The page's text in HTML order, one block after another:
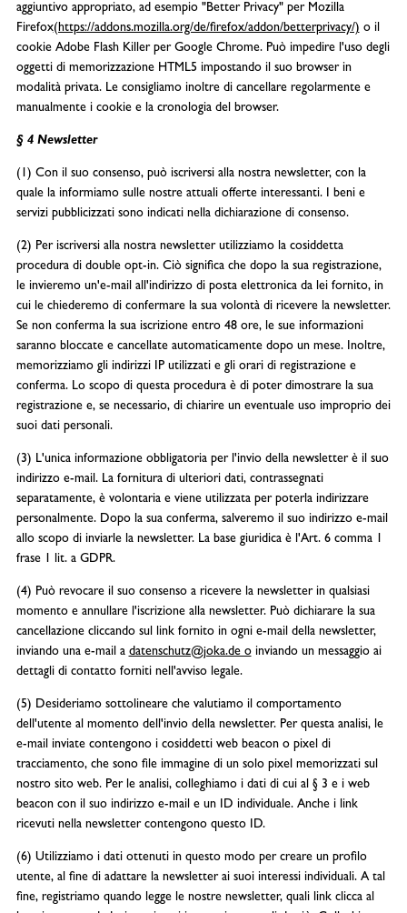
aggiuntivo appropriato, ad esempio "Better Privacy" per Mozilla
Firefox(https://addons.mozilla.org/de/firefox/addon/betterprivacy/) o il
cookie Adobe Flash Killer per Google Chrome. Può impedire l'uso degli
oggetti di memorizzazione HTML5 impostando il suo browser in
modalità privata. Le consigliamo inoltre di cancellare regolarmente e
manualmente i cookie e la cronologia del browser.
§ 4 Newsletter
(1) Con il suo consenso, può iscriversi alla nostra newsletter, con la
quale la informiamo sulle nostre attuali offerte interessanti. I beni e
servizi pubblicizzati sono indicati nella dichiarazione di consenso.
(2) Per iscriversi alla nostra newsletter utilizziamo la cosiddetta
procedura di double opt-in. Ciò significa che dopo la sua registrazione,
le invieremo un'e-mail all'indirizzo di posta elettronica da lei fornito, in
cui le chiederemo di confermare la sua volontà di ricevere la newsletter.
Se non conferma la sua iscrizione entro 48 ore, le sue informazioni
saranno bloccate e cancellate automaticamente dopo un mese. Inoltre,
memorizziamo gli indirizzi IP utilizzati e gli orari di registrazione e
conferma. Lo scopo di questa procedura è di poter dimostrare la sua
registrazione e, se necessario, di chiarire un eventuale uso improprio dei
suoi dati personali.
(3) L'unica informazione obbligatoria per l'invio della newsletter è il suo
indirizzo e-mail. La fornitura di ulteriori dati, contrassegnati
separatamente, è volontaria e viene utilizzata per poterla indirizzare
personalmente. Dopo la sua conferma, salveremo il suo indirizzo e-mail
allo scopo di inviarle la newsletter. La base giuridica è l'Art. 6 comma 1
frase 1 lit. a GDPR.
(4) Può revocare il suo consenso a ricevere la newsletter in qualsiasi
momento e annullare l'iscrizione alla newsletter. Può dichiarare la sua
cancellazione cliccando sul link fornito in ogni e-mail della newsletter,
inviando una e-mail a datenschutz@joka.de oinviando un messaggio ai
dettagli di contatto forniti nell'avviso legale.
(5) Desideriamo sottolineare che valutiamo il comportamento
dell'utente al momento dell'invio della newsletter. Per questa analisi, le
e-mail inviate contengono i cosiddetti web beacon o pixel di
tracciamento, che sono file immagine di un solo pixel memorizzati sul
nostro sito web. Per le analisi, colleghiamo i dati di cui al § 3 e i web
beacon con il suo indirizzo e-mail e un ID individuale. Anche i link
ricevuti nella newsletter contengono questo ID.
(6) Utilizziamo i dati ottenuti in questo modo per creare un profilo
utente, al fine di adattare la newsletter ai suoi interessi individuali. A tal
fine, registriamo quando legge le nostre newsletter, quali link clicca al